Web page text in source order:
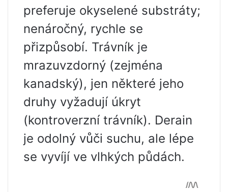
preferuje okyselené substráty;
nenáročný, rychle se
přizpůsobí. Trávník je
mrazuvzdorný (zejména
kanadský), jen některé jeho
druhy vyžadují úkryt
(kontroverzní trávník). Derain
je odolný vůči suchu, ale lépe
se vyvíjí ve vlhkých půdách.